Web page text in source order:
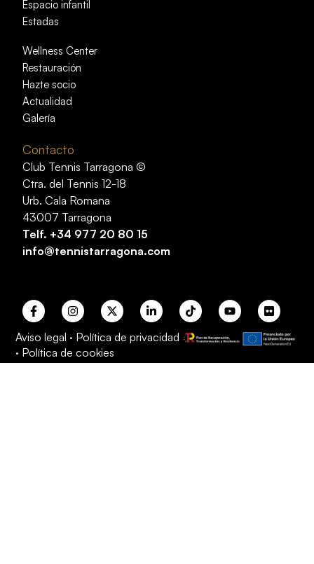
Espacio infantil
Estadas
Wellness Center
Restauración
Hazte socio
Actualidad
Galería
Contacto
Club Tennis Tarragona ©
Ctra. del Tennis 12-18
Urb. Cala Romana
43007 Tarragona
Telf. +34 977 20 80 15
info@tennistarragona.com
Aviso legal · Política de privacidad
· Política de cookies